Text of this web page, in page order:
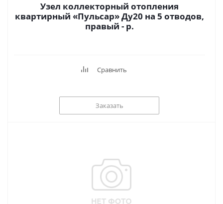
Узел коллекторный отопления
квартирный «Пульсар» Ду20 на 5 отводов,
правый - р.
Сравнить
Заказать